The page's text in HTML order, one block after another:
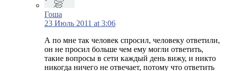
Гоша
23 Июль 2011 at 3:06
А по мне так человек спросил, человеку ответили,
он не просил больше чем ему могли ответить,
такие вопросы в сети каждый день вижу, и никто
никогда ничего не отвечает, потому что ответить